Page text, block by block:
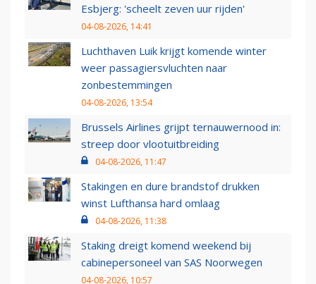
Esbjerg: 'scheelt zeven uur rijden'
04-08-2026, 14:41
Luchthaven Luik krijgt komende winter
weer passagiersvluchten naar
zonbestemmingen
04-08-2026, 13:54
Brussels Airlines grijpt ternauwernood in:
streep door vlootuitbreiding
04-08-2026, 11:47
Stakingen en dure brandstof drukken
winst Lufthansa hard omlaag
04-08-2026, 11:38
Staking dreigt komend weekend bij
cabinepersoneel van SAS Noorwegen
04-08-2026, 10:57